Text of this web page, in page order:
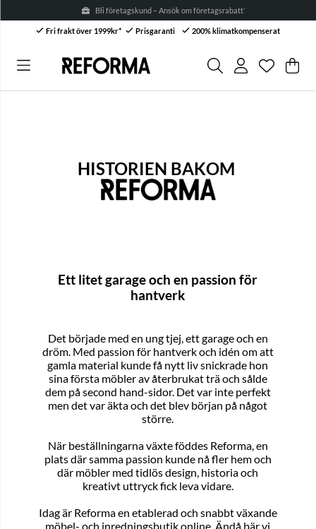
Bli företagskund – Ansök om företagsrabatt* →
Fri frakt över 1999kr* Prisgaranti 200% klimatkompenserat
Antal i
. .
HISTORIEN BAKOM
Ett litet garage och en passion för
hantverk
Det började med en ung tjej, ett garage och en
dröm. Med passion för hantverk och idén om att
gamla material kunde få nytt liv snickrade hon
sina första möbler av återbrukat trä och sålde
dem på second hand-sidor. Det var inte perfekt
men det var äkta och det blev början på något
större.
När beställningarna växte föddes Reforma, en
plats där samma passion kunde nå fler hem och
där möbler med tidlös design, historia och
kreativt uttryck fick leva vidare.
Idag är Reforma en etablerad och snabbt växande
möbel- och inredningsbutik online. Ändå bär vi